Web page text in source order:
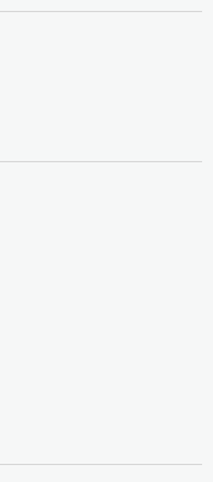
募集・求人
募集・求人
募集・求人
師募集・求人